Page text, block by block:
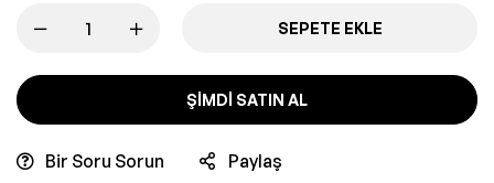
SEPETE EKLE
ŞIMDI SATIN AL
Bir Soru Sorun Paylaş